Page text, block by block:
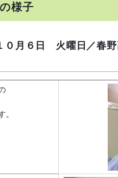
様子
０月６日 火曜日／
。